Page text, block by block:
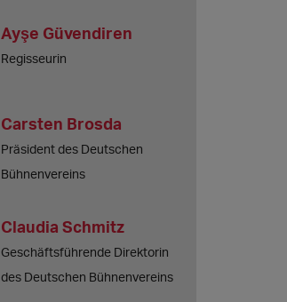
Ayşe Güvendiren
Regisseurin
Carsten Brosda
Präsident des Deutschen
Bühnenvereins
Claudia Schmitz
Geschäftsführende Direktorin
des Deutschen Bühnenvereins